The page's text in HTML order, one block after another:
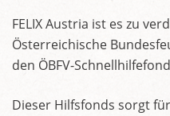
FELIX Austria ist es zu
Österreichische
den ÖBFV-
Dieser Hilfsfonds sorgt